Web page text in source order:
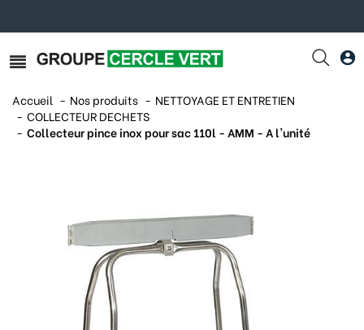
Accueil Nos produits
NETTOYAGE ET ENTRETIEN
COLLECTEUR DECHETS
Collecteur pince inox pour sac 110l - AMM - A l'unité